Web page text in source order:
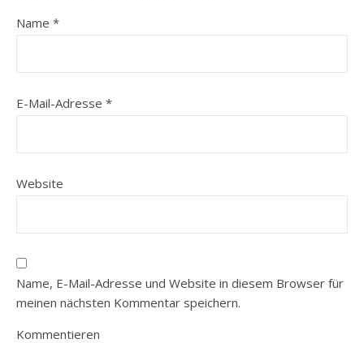
Name *
E-Mail-Adresse *
Website
Name, E-Mail-Adresse und Website in diesem Browser für
meinen nächsten Kommentar speichern.
Kommentieren